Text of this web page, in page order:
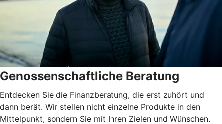
Genossenschaftliche Beratung
Entdecken Sie die Finanzberatung, die erst zuhört und
dann berät. Wir stellen nicht einzelne Produkte in den
Mittelpunkt, sondern Sie mit Ihren Zielen und Wünschen.